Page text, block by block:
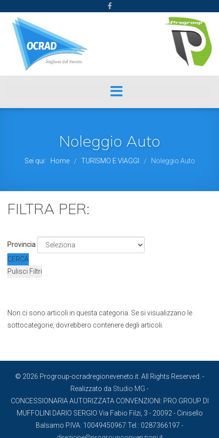
Noleggio Auto
Sei qui: Home / TURISMO E VIAGGI / Noleggio Auto
FILTRA PER:
Provincia
CERCA
Pulisci Filtri
Non ci sono articoli in questa categoria. Se si visualizzano le
sottocategorie, dovrebbero contenere degli articoli.
© 2026 Progroup-ocradregioneveneto.it. All Rights Reserved. -
Realizzato da Studio MG -
CONCESSIONARIA AUTORIZZATA CONVENZIONI: PRO GROUP DI
MUFFOLINI DARIO SERGIO Via Fabio Filzi, 3 - 20092 - Cinisello
Balsamo P.IVA: 10049450967 Tel.: 0287366197 -